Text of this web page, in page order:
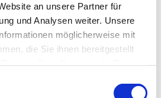
an unsere Partner für
und Analysen weiter. Unsere
möglicherweise mit
die Sie ihnen bereitgestellt
Sie auch